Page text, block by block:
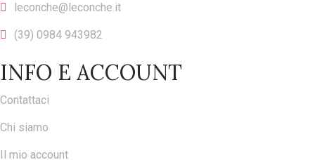
leconche@leconche.it
(39) 0984 943982
INFO E ACCOUNT
Contattaci
Chi siamo
Il mio account